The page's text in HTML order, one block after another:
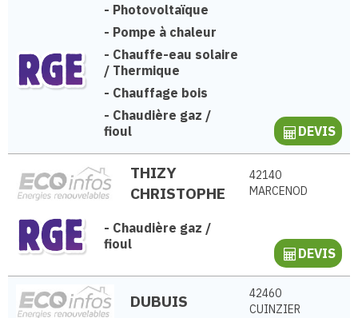
- Photovoltaïque
- Pompe à chaleur
- Chauffe-eau solaire
/ Thermique
- Chauffage bois
- Chaudière gaz /
fioul
DEVIS
THIZY
CHRISTOPHE
42140
MARCENOD
- Chaudière gaz /
fioul
DEVIS
DUBUIS
42460
CUINZIER